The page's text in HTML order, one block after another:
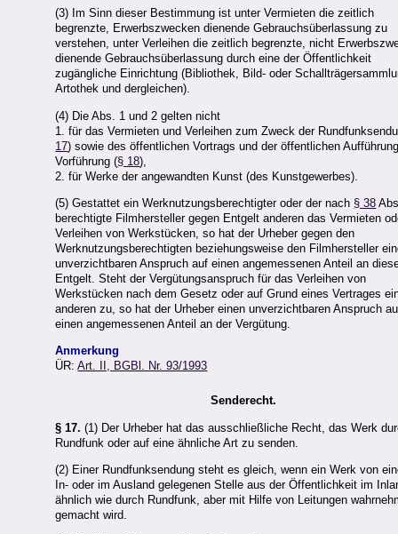
(3) Im Sinn dieser Bestimmung ist unter Vermieten die zeitlich
begrenzte, Erwerbszwecken dienende Gebrauchsüberlassung zu
verstehen, unter Verleihen die zeitlich begrenzte, nicht
dienende Gebrauchsüberlassung durch eine der Öffentlichkeit
zugängliche Einrichtung (Bibliothek, Bild- oder
Artothek und dergleichen).
(4) Die Abs. 1 und 2 gelten nicht
1. für das Vermieten und Verleihen zum Zweck der
17) sowie des öffentlichen Vortrags und der öffentlichen
Vorführung (§ 18),
2. für Werke der angewandten Kunst (des Kunstgewerbes).
(5) Gestattet ein Werknutzungsberechtigter oder der nach § 38
berechtigte Filmhersteller gegen Entgelt anderen das Vermieten
Verleihen von Werkstücken, so hat der Urheber gegen den
Werknutzungsberechtigten beziehungsweise den Filmhersteller
unverzichtbaren Anspruch auf einen angemessenen Anteil an
Entgelt. Steht der Vergütungsanspruch für das Verleihen von
Werkstücken nach dem Gesetz oder auf Grund eines Vertrages
anderen zu, so hat der Urheber einen unverzichtbaren Anspruch
einen angemessenen Anteil an der Vergütung.
Anmerkung
ÜR:Art. II, BGBl. Nr. 93/1993
Senderecht.
§ 17. (1) Der Urheber hat das ausschließliche Recht, das Werk
Rundfunk oder auf eine ähnliche Art zu senden.
(2) Einer Rundfunksendung steht es gleich, wenn ein Werk von
In- oder im Ausland gelegenen Stelle aus der Öffentlichkeit im
ähnlich wie durch Rundfunk, aber mit Hilfe von Leitungen
gemacht wird.